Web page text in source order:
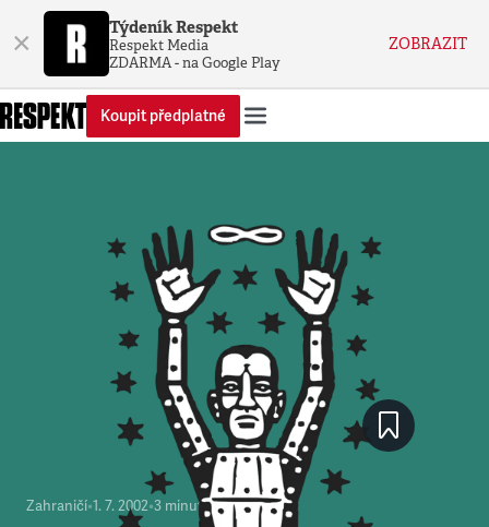
× Týdeník Respekt
Respekt Media
ZDARMA - na Google Play
ZOBRAZIT
Koupit předplatné
Zahraničí•1. 7. 2002•3 minuty